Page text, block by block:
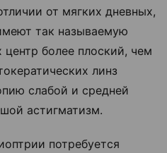
от мягких дневных,
так называемую
более плоский, чем
линз
слабой и средней
астигматизм.
потребуется